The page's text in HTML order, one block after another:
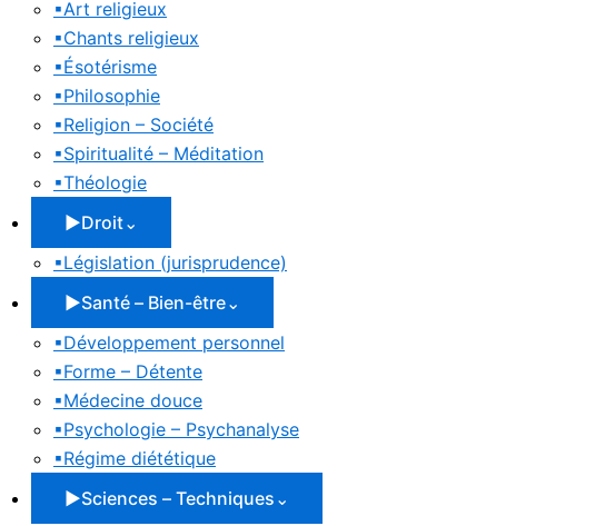
▪Art religieux
▪Chants religieux
▪Ésotérisme
▪Philosophie
▪Religion – Société
▪Spiritualité – Méditation
▪Théologie
▶Droit⌄
▪Législation (jurisprudence)
▶Santé – Bien-être⌄
▪Développement personnel
▪Forme – Détente
▪Médecine douce
▪Psychologie – Psychanalyse
▪Régime diététique
▶Sciences – Techniques ⌄